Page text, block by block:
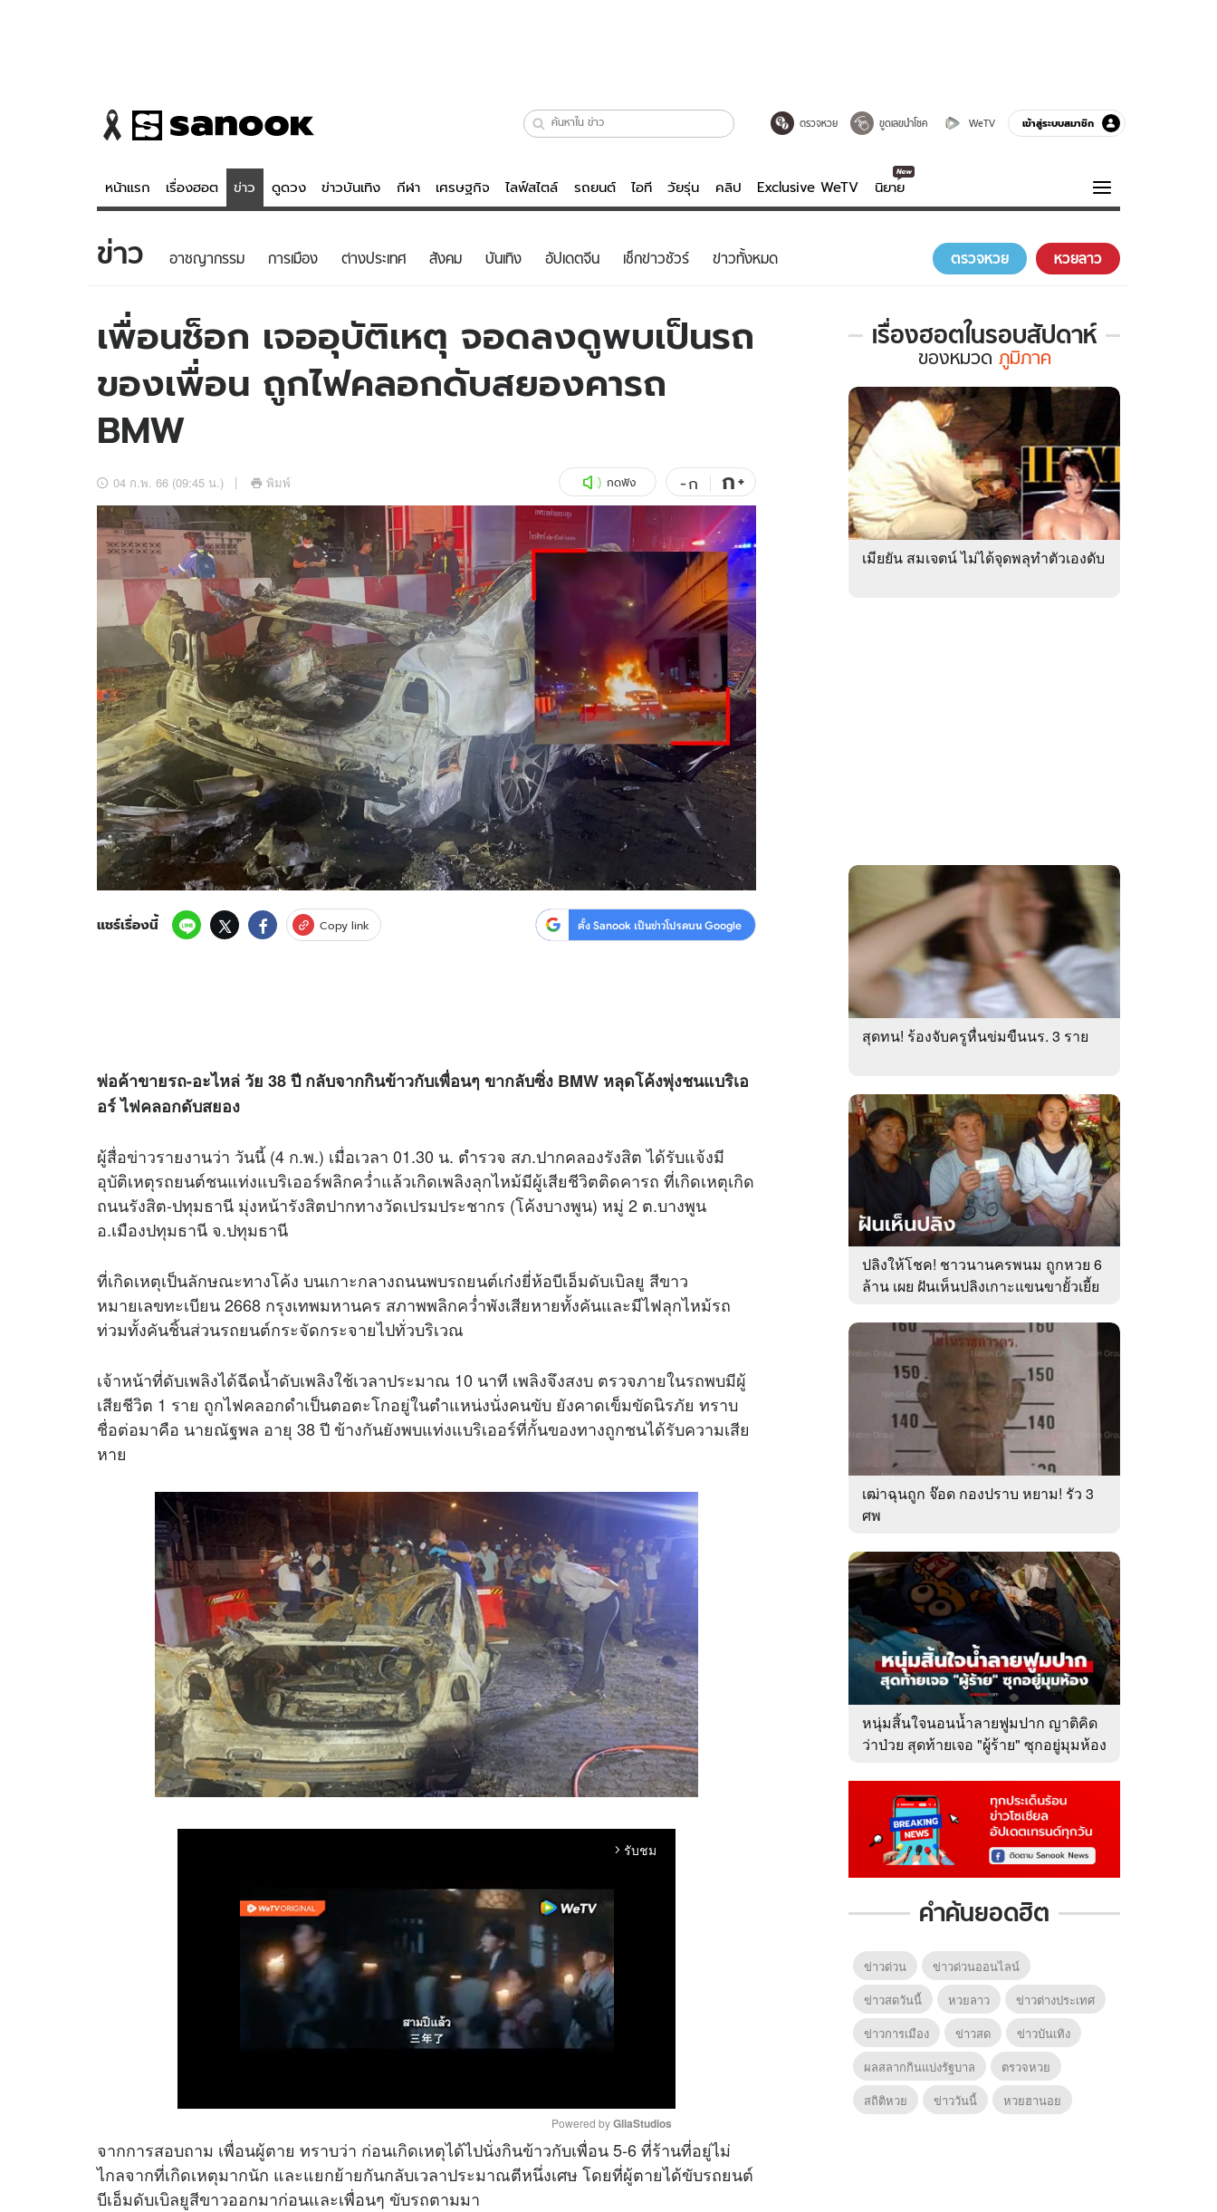
ตรวจหวย ขูดเลขนำโชค WeTV เข้าสู่ระบบสมาชิก
หน้าแรก เรื่องฮอต ข่าว ดูดวง ข่าวบันเทิง กีฬา เศรษฐกิจ ไลฟ์สไตล์ รถยนต์ ไอที วัยรุ่น คลิป Exclusive WeTV นิยาย
ข่าว
ข่าว
ข่าวบันเทิง
ข่าวกีฬา
ข่าวเศรษฐกิจ
อัปเดตจีน
ดูดวง - ตรวจหวย
สถิติหวยไทย
หวยลาว
ไลฟ์สไตล์
วัยรุ่น
ไอที
รถยนต์
เที่ยว-กิน
Tasteful Thailand
Sanook Choice
บันเทิงครบรส
เกมส์
WeTV
Exclusive WeTV
นิยาย
ความรู้รอบตัว
ฮาวทู
ดาวน์โหลดสนุกแอปฟรี ติดตามสนุกโซเชียลได้ที่
สงวนลิขสิทธิ์ ©2569บริษัท อิมเมจ ฟิวเจอร์ (ประเทศไทย) จำกัด
ข่าว อาชญากรรม การเมือง ต่างประเทศ สังคม บันเทิง อัปเดตจีน เช็กข่าวชัวร์ ข่าวทั้งหมด ตรวจหวย หวยลาว
เพื่อนช็อก เจออุบัติเหตุ จอดลงดูพบเป็นรถ
ของเพื่อน ถูกไฟคลอกดับสยองคารถ
BMW
04 ก.พ. 66 (09:45 น.) พิมพ์ กดฟัง -ก ก+
แชร์เรื่องนี้ Copy link ตั้ง Sanook เป็นข่าวโปรดบน Google
พ่อค้าขายรถ-อะไหล่ วัย 38 ปี กลับจากกินข้าวกับเพื่อนๆ ขากลับซิ่ง BMW หลุดโค้งพุ่งชนแบริเอ
อร์ ไฟคลอกดับสยอง
ผู้สื่อข่าวรายงานว่า วันนี้ (4 ก.พ.) เมื่อเวลา 01.30 น. ตำรวจ สภ.ปากคลองรังสิต ได้รับแจ้งมี
อุบัติเหตุรถยนต์ชนแท่งแบริเออร์พลิกคว่ำแล้วเกิดเพลิงลุกไหม้มีผู้เสียชีวิตติดคารถ ที่เกิดเหตุเกิด
ถนนรังสิต-ปทุมธานี มุ่งหน้ารังสิตปากทางวัดเปรมประชากร (โค้งบางพูน) หมู่ 2 ต.บางพูน
อ.เมืองปทุมธานี จ.ปทุมธานี
ที่เกิดเหตุเป็นลักษณะทางโค้ง บนเกาะกลางถนนพบรถยนต์เก๋งยี่ห้อบีเอ็มดับเบิลยู สีขาว
หมายเลขทะเบียน 2668 กรุงเทพมหานคร สภาพพลิกคว่ำพังเสียหายทั้งคันและมีไฟลุกไหม้รถ
ท่วมทั้งคันชิ้นส่วนรถยนต์กระจัดกระจายไปทั่วบริเวณ
เจ้าหน้าที่ดับเพลิงได้ฉีดน้ำดับเพลิงใช้เวลาประมาณ 10 นาที เพลิงจึงสงบ ตรวจภายในรถพบมีผู้
เสียชีวิต 1 ราย ถูกไฟคลอกดำเป็นตอตะโกอยู่ในตำแหน่งนั่งคนขับ ยังคาดเข็มขัดนิรภัย ทราบ
ชื่อต่อมาคือ นายณัฐพล อายุ 38 ปี ข้างกันยังพบแท่งแบริเออร์ที่กั้นของทางถูกชนได้รับความเสีย
หาย
arrow_forward_ios รับชม
M
Powered by GliaStudios
จากการสอบถาม เพื่อนผู้ตาย ทราบว่า ก่อนเกิดเหตุได้ไปนั่งกินข้าวกับเพื่อน 5-6 ที่ร้านที่อยู่ไม่
ไกลจากที่เกิดเหตุมากนัก และแยกย้ายกันกลับเวลาประมาณตีหนึ่งเศษ โดยที่ผู้ตายได้ขับรถยนต์
บีเอ็มดับเบิลยูสีขาวออกมาก่อนและเพื่อนๆ ขับรถตามมา
เรื่องฮอตในรอบสัปดาห์
เรื่อง
ใน
รอบ
สัปดาห์
ของ
หมวด
ภูมิภาค
ของหมวด ภูมิภาค
เมียยัน สมเจตน์ ไม่ได้จุดพลุทำตัวเองดับ
สุดทน! ร้องจับครูหื่นข่มขืนนร. 3 ราย
ปลิงให้โชค! ชาวนานครพนม ถูกหวย 6
ล้าน เผย ฝันเห็นปลิงเกาะแขนขายั้วเยี้ย
เฒ่าฉุนถูก จ๊อด กองปราบ หยาม! รัว 3
ศพ
หนุ่มสิ้นใจนอนน้ำลายฟูมปาก ญาติคิด
ว่าป่วย สุดท้ายเจอ "ผู้ร้าย" ซุกอยู่มุมห้อง
คำค้นยอดฮิต
ข่าวด่วน
ข่าวด่วนออนไลน์
ข่าวสดวันนี้
หวยลาว
ข่าวต่างประเทศ
ข่าวการเมือง
ข่าวสด
ข่าวบันเทิง
ผลสลากกินแบ่งรัฐบาล
ตรวจหวย
สถิติหวย
ข่าววันนี้ หวยฮานอย